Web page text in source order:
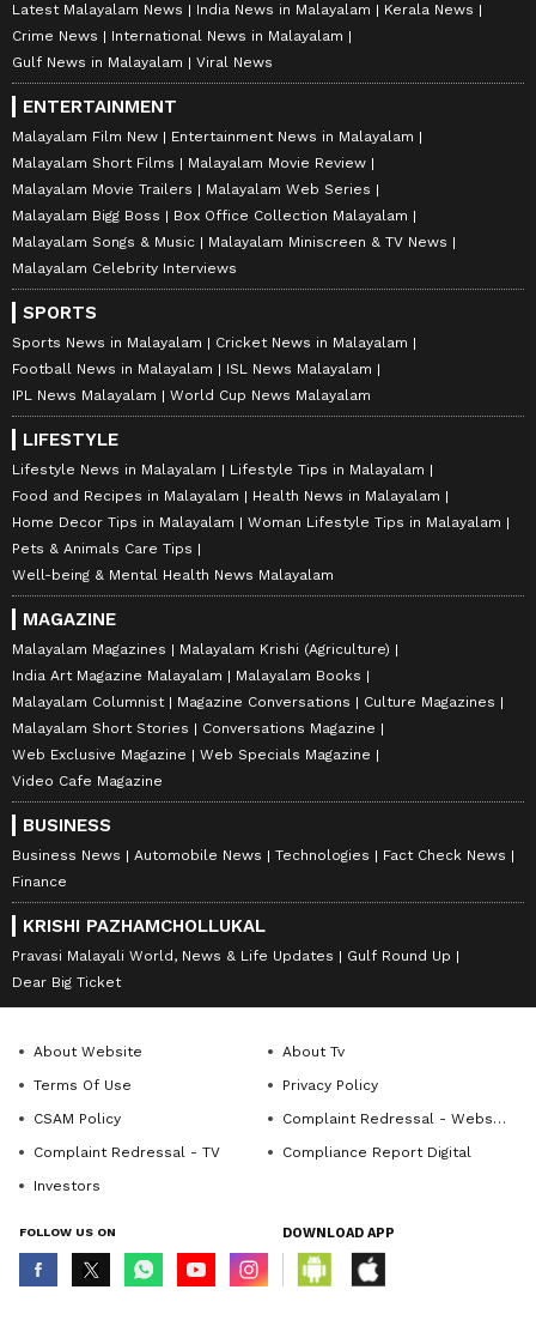
Latest Malayalam News
India News in Malayalam
Kerala News
Crime News
International News in Malayalam
Gulf News in Malayalam
Viral News
ENTERTAINMENT
Malayalam Film New
Entertainment News in Malayalam
Malayalam Short Films
Malayalam Movie Review
Malayalam Movie Trailers
Malayalam Web Series
Malayalam Bigg Boss
Box Office Collection Malayalam
Malayalam Songs & Music
Malayalam Miniscreen & TV News
Malayalam Celebrity Interviews
SPORTS
Sports News in Malayalam
Cricket News in Malayalam
Football News in Malayalam
ISL News Malayalam
IPL News Malayalam
World Cup News Malayalam
LIFESTYLE
Lifestyle News in Malayalam
Lifestyle Tips in Malayalam
Food and Recipes in Malayalam
Health News in Malayalam
Home Decor Tips in Malayalam
Woman Lifestyle Tips in Malayalam
Pets & Animals Care Tips
Well-being & Mental Health News Malayalam
MAGAZINE
Malayalam Magazines
Malayalam Krishi (Agriculture)
India Art Magazine Malayalam
Malayalam Books
Malayalam Columnist
Magazine Conversations
Culture Magazines
Malayalam Short Stories
Conversations Magazine
Web Exclusive Magazine
Web Specials Magazine
Video Cafe Magazine
BUSINESS
Business News Automobile News Technologies
Fact Check News
Finance
KRISHI PAZHAMCHOLLUKAL
Pravasi Malayali World, News & Life Updates
Gulf Round Up
Dear Big Ticket
About Website
About Tv
Terms Of Use
Privacy Policy
CSAM Policy
Complaint Redressal - Website
Complaint Redressal - TV
Compliance Report Digital
Investors
FOLLOW US ON DOWNLOAD APP